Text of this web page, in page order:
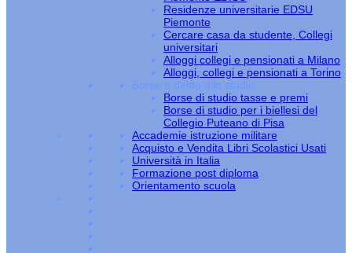
Residenze universitarie EDSU
Piemonte
Cercare casa da studente, Collegi
universitari
Alloggi collegi e pensionati a Milano
Alloggi, collegi e pensionati a Torino
Borse e diritto allo studio
Borse di studio tasse e premi
Borse di studio per i biellesi del
Collegio Puteano di Pisa
Accademie istruzione militare
Acquisto e Vendita Libri Scolastici Usati
Università in Italia
Formazione post diploma
Orientamento scuola